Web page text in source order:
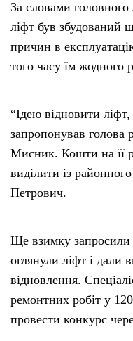
За словами
ліфт був збудований
причин в
того часу їм жодного
“Ідею відновити
запропонував голова
Мисник. Кошти на її
виділити із
Петрович.
Ще взимку запросили
оглянули ліфт і дали
відновлення.
ремонтних робіт у
провести конкурс